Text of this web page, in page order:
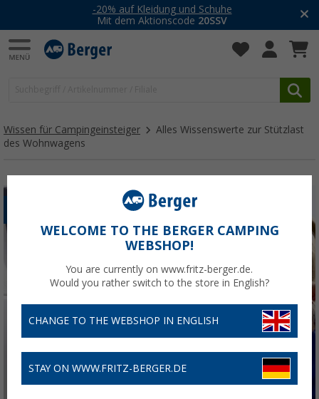
-20% auf Kleidung und Schuhe
Mit dem Aktionscode 20SSV
Wissen für Campingeinsteiger
Alles Wissenswerte zur Stützlast
des Wohnwagens
WOHNWAGEN
WELCOME TO THE BERGER CAMPING
WEBSHOP!
You are currently on www.fritz-berger.de.
Would you rather switch to the store in English?
CHANGE TO THE WEBSHOP IN ENGLISH
STAY ON WWW.FRITZ-BERGER.DE